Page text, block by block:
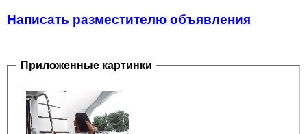
Написать разместителю объявления
Приложенные картинки